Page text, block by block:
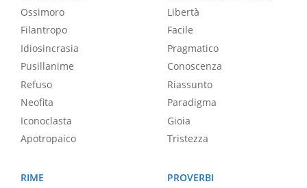
Ossimoro
Filantropo
Idiosincrasia
Pusillanime
Refuso
Neofita
Iconoclasta
Apotropaico
Libertà
Facile
Pragmatico
Conoscenza
Riassunto
Paradigma
Gioia
Tristezza
RIME
PROVERBI